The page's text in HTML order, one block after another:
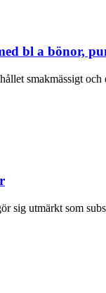
bl a bönor,
smakmässigt
sig utmärkt som